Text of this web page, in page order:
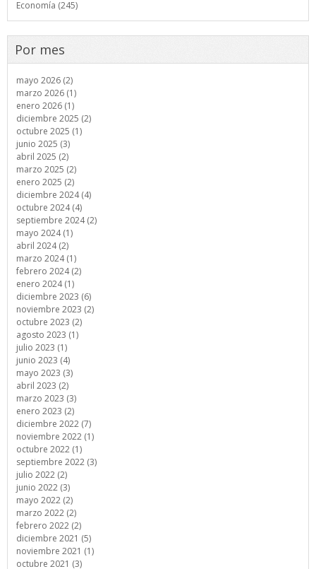
Economía (245)
Por mes
mayo 2026 (2)
marzo 2026 (1)
enero 2026 (1)
diciembre 2025 (2)
octubre 2025 (1)
junio 2025 (3)
abril 2025 (2)
marzo 2025 (2)
enero 2025 (2)
diciembre 2024 (4)
octubre 2024 (4)
septiembre 2024 (2)
mayo 2024 (1)
abril 2024 (2)
marzo 2024 (1)
febrero 2024 (2)
enero 2024 (1)
diciembre 2023 (6)
noviembre 2023 (2)
octubre 2023 (2)
agosto 2023 (1)
julio 2023 (1)
junio 2023 (4)
mayo 2023 (3)
abril 2023 (2)
marzo 2023 (3)
enero 2023 (2)
diciembre 2022 (7)
noviembre 2022 (1)
octubre 2022 (1)
septiembre 2022 (3)
julio 2022 (2)
junio 2022 (3)
mayo 2022 (2)
marzo 2022 (2)
febrero 2022 (2)
diciembre 2021 (5)
noviembre 2021 (1)
octubre 2021 (3)